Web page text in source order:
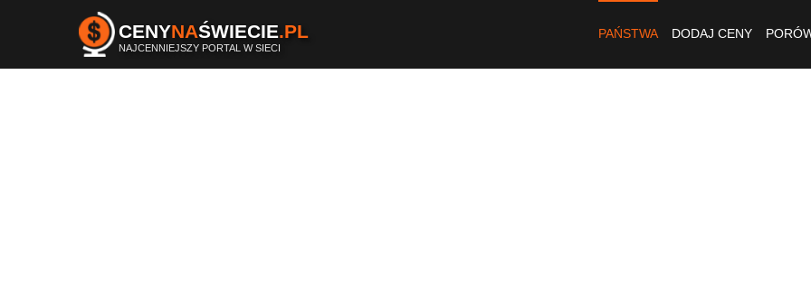
CENYNAŚWIECIE.PL
NAJCENNIEJSZY PORTAL W SIECI
PAŃSTWA DODAJ CENY